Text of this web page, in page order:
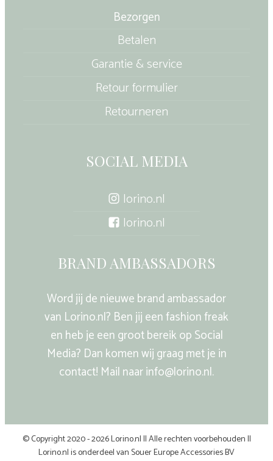
Bezorgen
Betalen
Garantie & service
Retour formulier
Retourneren
SOCIAL MEDIA
lorino.nl
lorino.nl
BRAND AMBASSADORS
Word jij de nieuwe brand ambassador
van Lorino.nl? Ben jij een fashion freak
en heb je een groot bereik op Social
Media? Dan komen wij graag met je in
contact! Mail naar info@lorino.nl.
© Copyright 2020 - 2026 Lorino.nl || Alle rechten voorbehouden ||
Lorino.nl is onderdeel van Souer Europe Accessories BV